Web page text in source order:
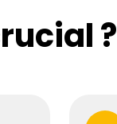
?